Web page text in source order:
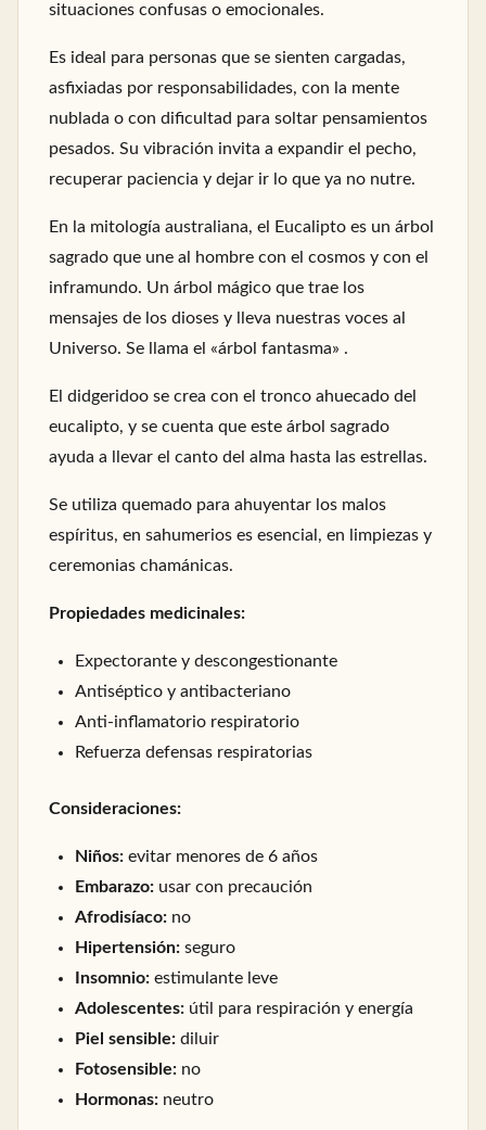
situaciones confusas o emocionales.
Es ideal para personas que se sienten cargadas,
asfixiadas por responsabilidades, con la mente
nublada o con dificultad para soltar pensamientos
pesados. Su vibración invita a expandir el pecho,
recuperar paciencia y dejar ir lo que ya no nutre.
En la mitología australiana, el Eucalipto es un árbol
sagrado que une al hombre con el cosmos y con el
inframundo. Un árbol mágico que trae los
mensajes de los dioses y lleva nuestras voces al
Universo. Se llama el «árbol fantasma» .
El didgeridoo se crea con el tronco ahuecado del
eucalipto, y se cuenta que este árbol sagrado
ayuda a llevar el canto del alma hasta las estrellas.
Se utiliza quemado para ahuyentar los malos
espíritus, en sahumerios es esencial, en limpiezas y
ceremonias chamánicas.
Propiedades medicinales:
Expectorante y descongestionante
Antiséptico y antibacteriano
Anti-inflamatorio respiratorio
Refuerza defensas respiratorias
Consideraciones:
Niños: evitar menores de 6 años
Embarazo: usar con precaución
Afrodisíaco: no
Hipertensión: seguro
Insomnio: estimulante leve
Adolescentes: útil para respiración y energía
Piel sensible: diluir
Fotosensible: no
Hormonas: neutro